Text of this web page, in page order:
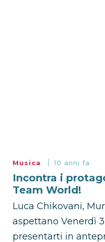
Musica 10 anni fa
Incontra i
Team World!
Luca Chikovani,
aspettano Venerdì
presentarti in